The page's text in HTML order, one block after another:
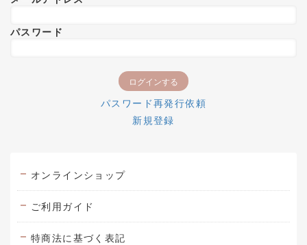
パスワード
パスワード再発行依頼
新規登録
オンラインショップ
ご利用ガイド
特商法に基づく表記